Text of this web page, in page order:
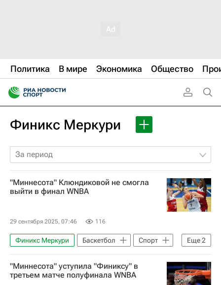
Политика В мире Экономика Общество
Финикс Меркури
За период
"Миннесота" Клюндиковой не смогла
выйти в финал WNBA
29 сентября 2025, 07:46 116
Еще2
Финикс Меркури Баскетбол
Спорт
Миннесота Линкс
Индиана Фивер
"Миннесота" уступила "Финиксу" в
третьем матче полуфинала WNBA